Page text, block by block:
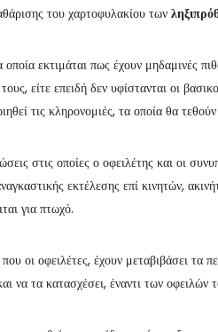
του χαρτοφυλακίου των
εκτιμάται πως έχουν μηδαμινές
είτε επειδή δεν υφίστανται οι
τις κληρονομιές, τα οποία θα
στις οποίες ο οφειλέτης και οι
εκτέλεσης επί κινητών,
για πτωχό.
οι οφειλέτες, έχουν μεταβιβάσει τα
να τα κατασχέσει, έναντι των οφειλών